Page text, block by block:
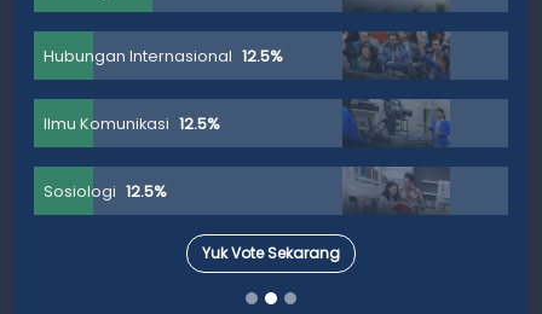
Hubungan Internasional 12.5%
Ilmu Komunikasi 12.5%
Sosiologi 12.5%
Yuk Vote Sekarang